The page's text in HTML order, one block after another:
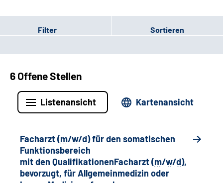
Filter Sortieren
6 Offene Stellen
Listenansicht Kartenansicht
Facharzt (m/w/d) für den somatischen
Funktionsbereich
mit den QualifikationenFacharzt (m/w/d),
bevorzugt, für Allgemeinmedizin oder